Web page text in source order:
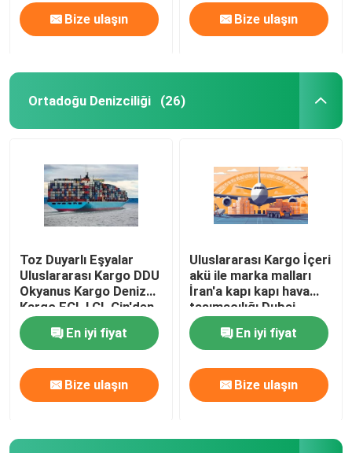
Bize ulaşın Bize ulaşın
Ortadoğu Denizciliği (26)
Toz Duyarlı Eşyalar
Uluslararası Kargo DDU
Okyanus Kargo Deniz
Kargo FCL LCL Çin'den
Orta Doğu Omana
En iyi fiyat
Bize ulaşın
Uluslararası Kargo İçeri
akü ile marka malları
İran'a kapı kapı hava
taşımacılığı Dubai
Çin'den hava yoluyla
En iyi fiyat
Bize ulaşın